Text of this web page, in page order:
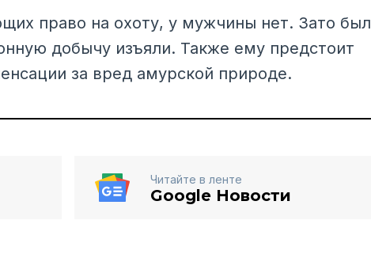
право на охоту, у мужчины нет. Зато был
добычу изъяли. Также ему предстоит
за вред амурской природе.
Читайте в ленте
Google Новости